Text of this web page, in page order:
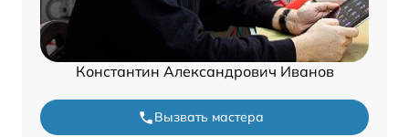
Константин Александрович Иванов
Вызвать мастера